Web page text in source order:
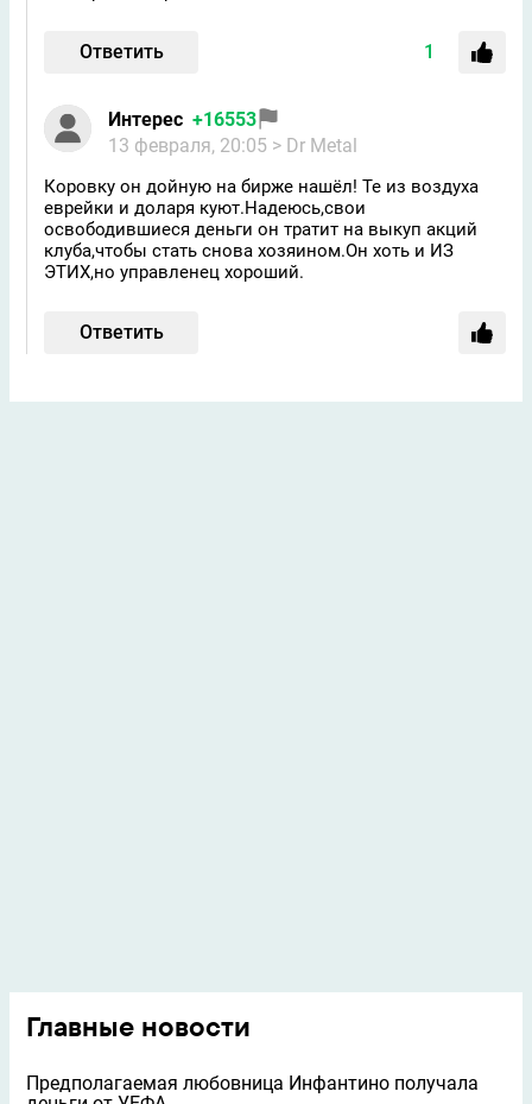
Ответить 1
Интерес +16553
13 февраля, 20:05 > Dr Metal
Коровку он дойную на бирже нашёл! Те из воздуха
еврейки и доларя куют.Надеюсь,свои
освободившиеся деньги он тратит на выкуп акций
клуба,чтобы стать снова хозяином.Он хоть и ИЗ
ЭТИХ,но управленец хороший.
Ответить
Главные новости
Предполагаемая любовница Инфантино получала